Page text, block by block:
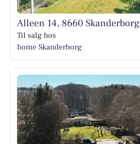
Alleen 14, 8660 Skanderborg
Til salg hos
home Skanderborg